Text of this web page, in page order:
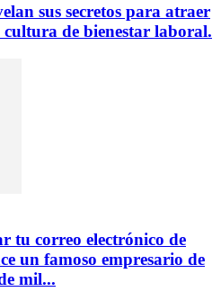
sus secretos para atraer
de bienestar laboral.
tu correo electrónico de
un famoso empresario de
mil...